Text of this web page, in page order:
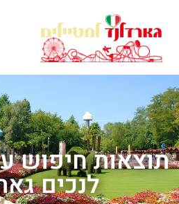
תוצאות חיפוש
לנכים